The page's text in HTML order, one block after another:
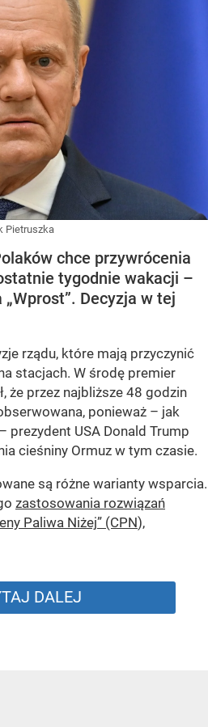
Pietruszka
chce przywrócenia
tygodnie wakacji –
Decyzja w tej
rządu, które mają przyczynić
stacjach. W środę premier
że przez najbliższe 48 godzin
ponieważ – jak
prezydent USA Donald Trump
cieśniny Ormuz w tym czasie.
są różne warianty wsparcia.
zastosowania rozwiązań
Paliwa Niżej” (CPN),
DALEJ